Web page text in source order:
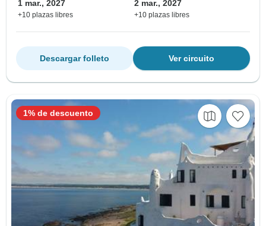
1 mar., 2027
+10 plazas libres
2 mar., 2027
+10 plazas libres
Ver circuito
Descargar folleto
1% de descuento